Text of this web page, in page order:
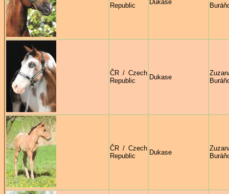
Republic
Dukase
ČR / Czech
Republic
Dukase
ČR / Czech
Republic
Dukase